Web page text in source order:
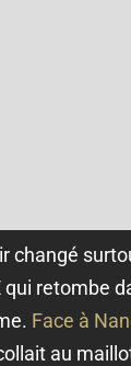
changé
retombe
Face à
au